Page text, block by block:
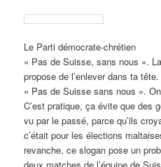
Le Parti démocrate-chrétien
« Pas de Suisse, sans nous ».
propose de l’enlever dans ta
« Pas de Suisse sans nous ».
C’est pratique, ça évite que des
vu par le passé, parce qu’ils
c’était pour les élections
revanche, ce slogan pose un
deux matches de l’équipe de